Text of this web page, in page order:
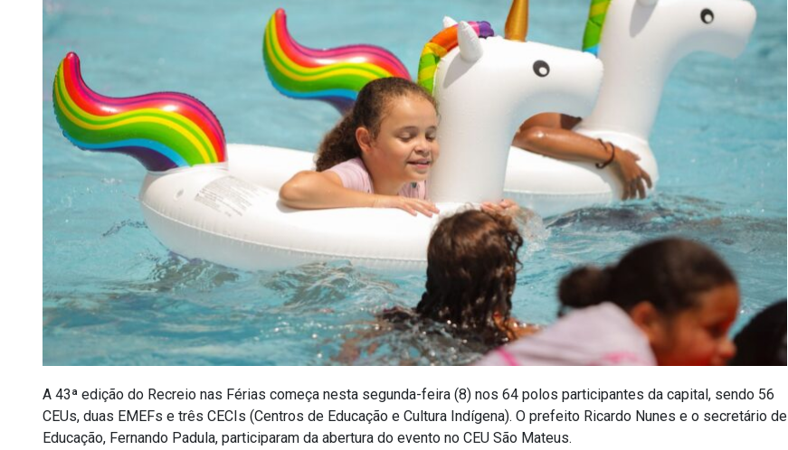
A 43ª edição do Recreio nas Férias começa nesta segunda-feira (8) nos 64 polos participantes da capital, sendo 56
CEUs, duas EMEFs e três CECIs (Centros de Educação e Cultura Indígena). O prefeito Ricardo Nunes e o secretário de
Educação, Fernando Padula, participaram da abertura do evento no CEU São Mateus.